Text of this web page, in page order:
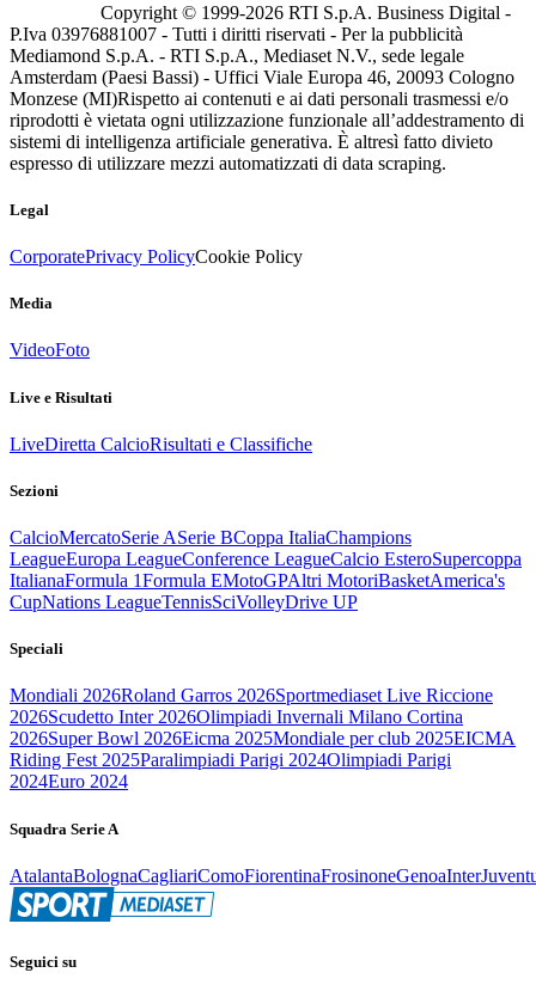
Copyright © 1999-2026 RTI S.p.A. Business Digital -
P.Iva 03976881007 - Tutti i diritti riservati - Per la pubblicità
Mediamond S.p.A. - RTI S.p.A., Mediaset N.V., sede legale
Amsterdam (Paesi Bassi) - Uffici Viale Europa 46, 20093 Cologno
Monzese (MI)Rispetto ai contenuti e ai dati personali trasmessi e/o
riprodotti è vietata ogni utilizzazione funzionale all’addestramento di
sistemi di intelligenza artificiale generativa. È altresì fatto divieto
espresso di utilizzare mezzi automatizzati di data scraping.
Legal
CorporatePrivacy PolicyCookie Policy
Media
VideoFoto
Live e Risultati
LiveDiretta CalcioRisultati e Classifiche
Sezioni
CalcioMercatoSerie ASerie BCoppa ItaliaChampions
LeagueEuropa LeagueConference LeagueCalcio EsteroSupercoppa
ItalianaFormula 1Formula EMotoGPAltri MotoriBasketAmerica's
CupNations LeagueTennisSciVolleyDrive UP
Speciali
Mondiali 2026Roland Garros 2026Sportmediaset Live Riccione
2026Scudetto Inter 2026Olimpiadi Invernali Milano Cortina
2026Super Bowl 2026Eicma 2025Mondiale per club 2025EICMA
Riding Fest 2025Paralimpiadi Parigi 2024Olimpiadi Parigi
2024Euro 2024
Squadra Serie A
AtalantaBolognaCagliariComoFiorentinaFrosinoneGenoaInter
Seguici su